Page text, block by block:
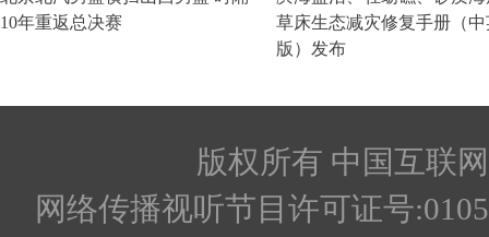
版权所有 中国互联
网络传播视听节目许可证号